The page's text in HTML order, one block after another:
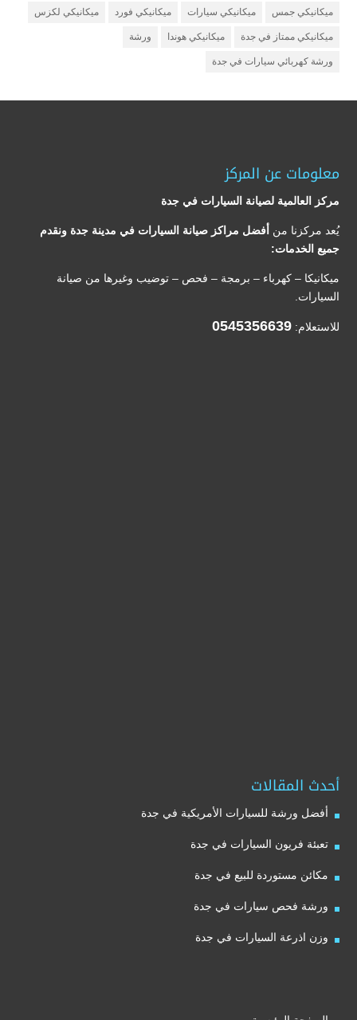
ميكانيكي جمس ميكانيكي سيارات ميكانيكي فورد ميكانيكي لكزس
ميكانيكي ممتاز في جدة ميكانيكي هوندا ورشة
ورشة كهربائي سيارات في جدة
معلومات عن المركز
مركز العالمية لصيانة السيارات في جدة
يُعد مركزنا من أفضل مراكز صيانة السيارات في مدينة جدة ونقدم
جميع الخدمات:
ميكانيكا – كهرباء – برمجة – فحص – توضيب وغيرها من صيانة
السيارات.
للاستعلام: 0545356639
أحدث المقالات
أفضل ورشة للسيارات الأمريكية في جدة
تعبئة فريون السيارات في جدة
مكائن مستوردة للبيع في جدة
ورشة فحص سيارات في جدة
وزن اذرعة السيارات في جدة